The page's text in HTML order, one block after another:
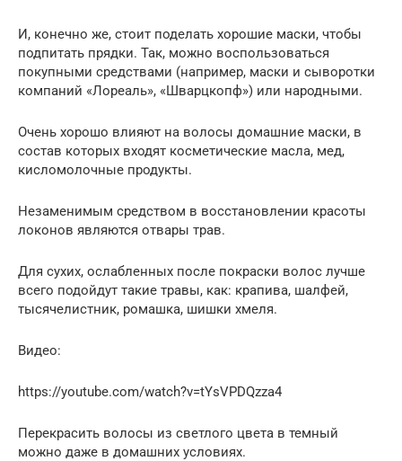
И, конечно же, стоит поделать хорошие маски, чтобы
подпитать прядки. Так, можно воспользоваться
покупными средствами (например, маски и сыворотки
компаний «Лореаль», «Шварцкопф») или народными.
Очень хорошо влияют на волосы домашние маски, в
состав которых входят косметические масла, мед,
кисломолочные продукты.
Незаменимым средством в восстановлении красоты
локонов являются отвары трав.
Для сухих, ослабленных после покраски волос лучше
всего подойдут такие травы, как: крапива, шалфей,
тысячелистник, ромашка, шишки хмеля.
Видео:
https://youtube.com/watch?v=tYsVPDQzza4
Перекрасить волосы из светлого цвета в темный
можно даже в домашних условиях.